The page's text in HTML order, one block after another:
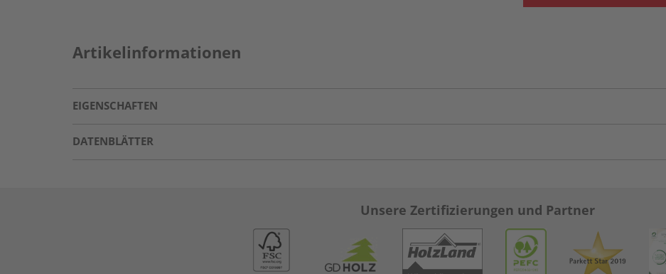
Artikelinformationen
EIGENSCHAFTEN
DATENBLÄTTER
Unsere Zertifizierungen und Partner